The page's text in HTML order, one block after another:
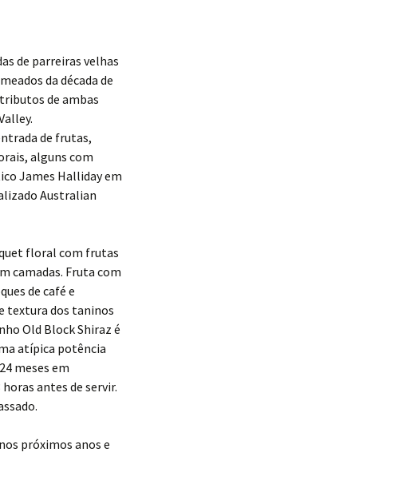
de parreiras velhas
da década de
de ambas
de frutas,
alguns com
James Halliday em
Australian
floral com frutas
camadas. Fruta com
de café e
textura dos taninos
Old Block Shiraz é
atípica potência
meses em
antes de servir.
próximos anos e